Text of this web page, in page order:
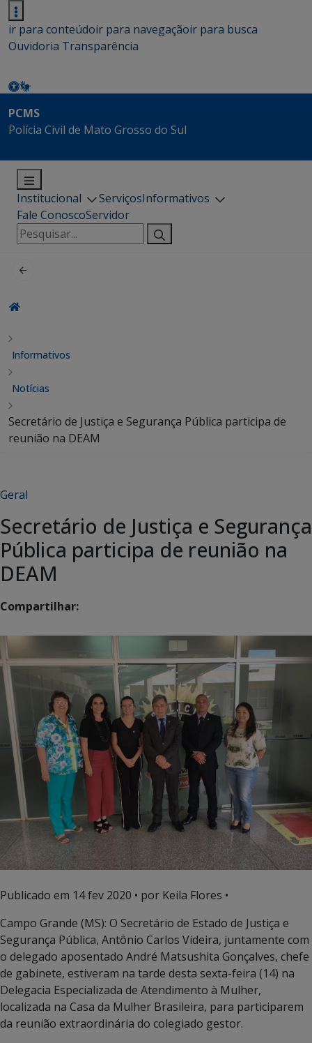
ir para conteúdoir para navegaçãoir para busca
Ouvidoria Transparência
PCMS
Polícia Civil de Mato Grosso do Sul
Institucional ServiçosInformativos
Fale ConoscoServidor
Pesquisar
por:
Informativos
Notícias
Secretário de Justiça e Segurança Pública participa de
reunião na DEAM
Geral
Secretário de Justiça e Segurança
Pública participa de reunião na
DEAM
Compartilhar:
Publicado em 14 fev 2020 • por Keila Flores •
Campo Grande (MS): O Secretário de Estado de Justiça e
Segurança Pública, Antônio Carlos Videira, juntamente com
o delegado aposentado André Matsushita Gonçalves, chefe
de gabinete, estiveram na tarde desta sexta-feira (14) na
Delegacia Especializada de Atendimento à Mulher,
localizada na Casa da Mulher Brasileira, para participarem
da reunião extraordinária do colegiado gestor.